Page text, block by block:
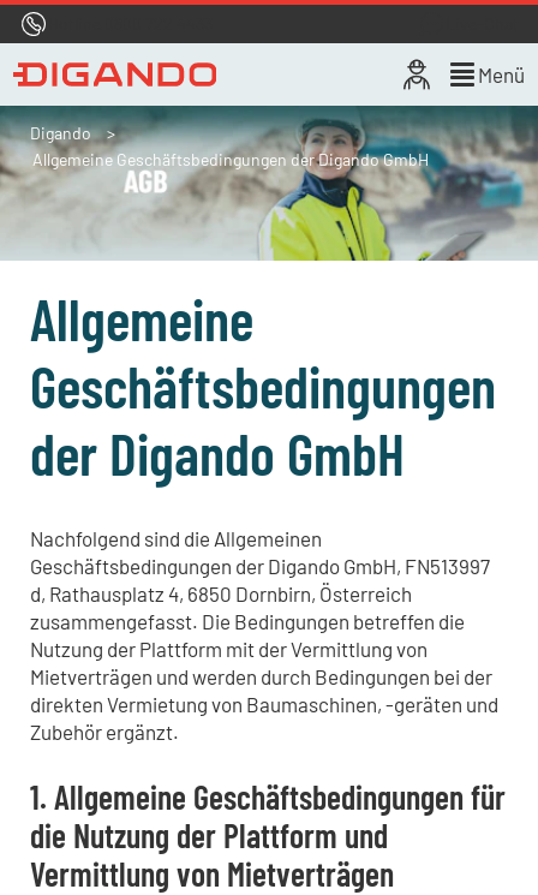
Menü
Digando
Allgemeine Geschäftsbedingungen der Digando GmbH
Allgemeine
Geschäftsbedingungen
der Digando GmbH
Nachfolgend sind die Allgemeinen
Geschäftsbedingungen der Digando GmbH, FN513997
d, Rathausplatz 4, 6850 Dornbirn, Österreich
zusammengefasst. Die Bedingungen betreffen die
Nutzung der Plattform mit der Vermittlung von
Mietverträgen und werden durch Bedingungen bei der
direkten Vermietung von Baumaschinen, -geräten und
Zubehör ergänzt.
1. Allgemeine Geschäftsbedingungen für
die Nutzung der Plattform und
Vermittlung von Mietverträgen